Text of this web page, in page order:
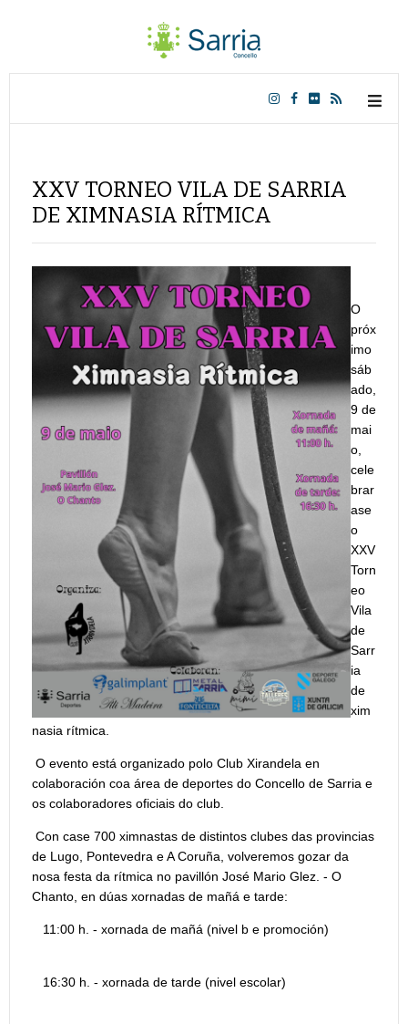
XXV TORNEO VILA DE SARRIA
DE XIMNASIA RÍTMICA
O
próx
imo
sáb
ado,
9 de
mai
o,
cele
brar
ase
o
XXV
Torn
eo
Vila
de
Sarr
ia
de
xim
nasia rítmica.
O evento está organizado polo Club Xirandela en
colaboración coa área de deportes do Concello de Sarria e
os colaboradores oficiais do club.
Con case 700 ximnastas de distintos clubes das provincias
de Lugo, Pontevedra e A Coruña, volveremos gozar da
nosa festa da rítmica no pavillón José Mario Glez. - O
Chanto, en dúas xornadas de mañá e tarde:
11:00 h. - xornada de mañá (nivel b e promoción)
16:30 h. - xornada de tarde (nivel escolar)